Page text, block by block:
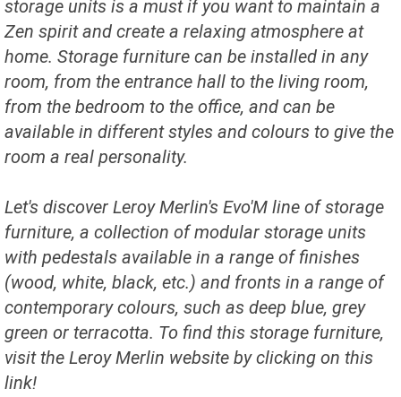
storage units is a must if you want to maintain a
Zen spirit and create a relaxing atmosphere at
home. Storage furniture can be installed in any
room, from the entrance hall to the living room,
from the bedroom to the office, and can be
available in different styles and colours to give the
room a real personality.
Let's discover Leroy Merlin's Evo'M line of storage
furniture, a collection of modular storage units
with pedestals available in a range of finishes
(wood, white, black, etc.) and fronts in a range of
contemporary colours, such as deep blue, grey
green or terracotta. To find this storage furniture,
visit the Leroy Merlin website by clicking on this
link!